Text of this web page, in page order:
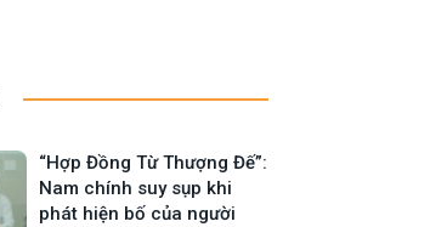
“Hợp Đồng Từ Thượng Đế”:
Nam chính suy sụp khi
phát hiện bố của người